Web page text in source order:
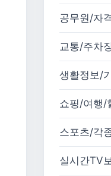
공무원/자
교통/주차
생활정보/
쇼핑/여행/
스포츠/각
실시간TV